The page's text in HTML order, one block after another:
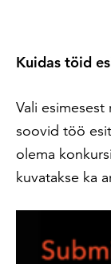
Kuidas töid
Vali
soovid töö
olema
kuvatakse ka